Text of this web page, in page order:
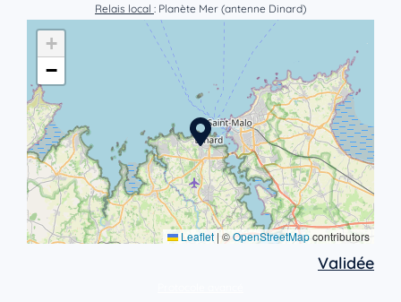
Relais local : Planète Mer (antenne Dinard)
+
−
Leaflet |©OpenStreetMapcontributors
Validée